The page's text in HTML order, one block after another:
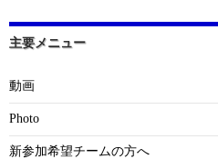
主要メニュー
動画
Photo
新参加希望チームの方へ